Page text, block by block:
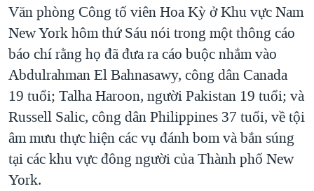
TRỊNH VĨNH BÌNH VS. CHÍNH PHỦ VIỆT NAM
NGƯ DÂN VIỆT VÀ LÀN SÓNG TRỘM HẢI SÂM
BÊN KIA QUỐC LỘ: TIẾNG VỌNG TỪ NÔNG THÔN MỸ
QUAN HỆ VIỆT MỸ
Văn phòng Công tố viên Hoa Kỳ ở Khu vực Nam
New York hôm thứ Sáu nói trong một thông cáo
báo chí rằng họ đã đưa ra cáo buộc nhắm vào
Abdulrahman El Bahnasawy, công dân Canada
19 tuổi; Talha Haroon, người Pakistan 19 tuổi; và
Russell Salic, công dân Philippines 37 tuổi, về tội
âm mưu thực hiện các vụ đánh bom và bắn súng
tại các khu vực đông người của Thành phố New
York.